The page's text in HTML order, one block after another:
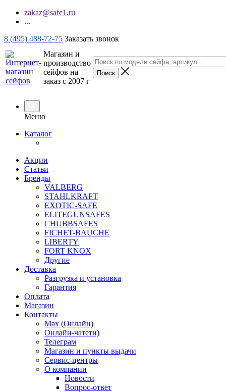
zakaz@safe1.ru
...
8 (495) 488-72-75 Заказать звонок
Магазин и
производство
сейфов на
заказ с 2007 г
Меню
Каталог
Акции
Статьи
Бренды
VALBERG
STAHLKRAFT
EXOTIC-SAFE
ELITEGUNSAFES
CHUBBSAFES
FICHET-BAUCHE
LIBERTY
FORT KNOX
Другие
Доставка
Разгрузка и установка
Гарантия
Оплата
Магазин
Контакты
Max (Онлайн)
Онлайн-чатети)
Телеграм
Магазин и пункты выдачи
Сервис-центры
О компании
Новости
Вопрос-ответ